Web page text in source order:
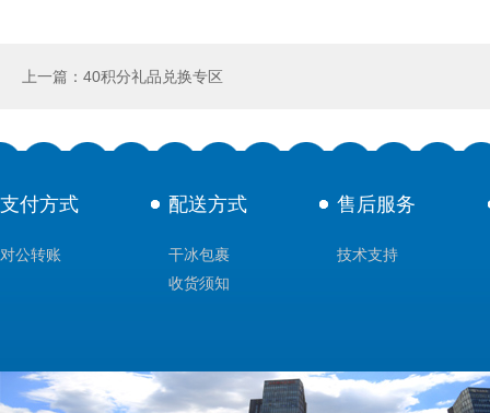
上一篇：40积分礼品兑换专区
支付方式
对公转账
配送方式
干冰包裹
收货须知
售后服务
技术支持